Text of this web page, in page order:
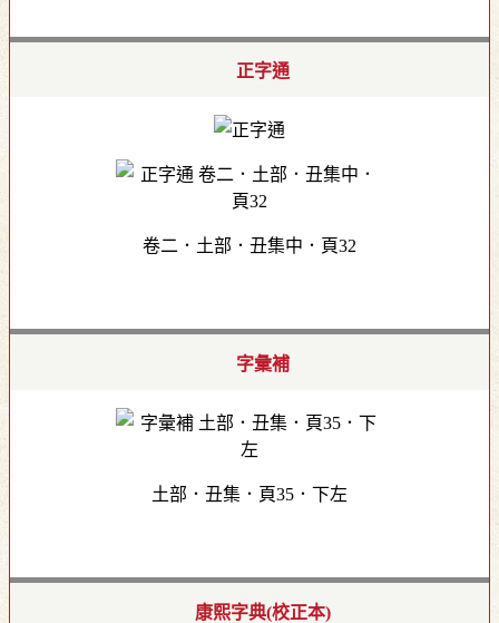
正字通
卷二．土部．丑集中．頁32
字彙補
土部．丑集．頁35．下左
康熙字典(校正本)